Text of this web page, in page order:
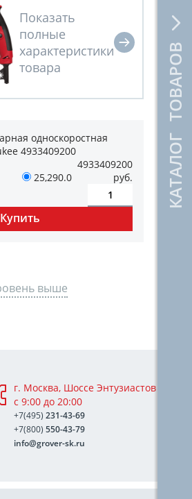
КАТАЛОГ ТОВАРОВ
односкоростная
4933409200
4933409200
25,290.0
руб.
выше
г. Москва, Шоссе Энтузиастов 76А,
с 9:00 до 20:00
+7(495) 231-43-69
+7(800) 550-43-79
info@grover-sk.ru